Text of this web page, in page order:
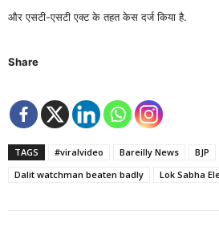
और एसटी-एसटी एक्ट के तहत केस दर्ज किया है.
Share
TAGS #viralvideo Bareilly News BJP
Dalit watchman beaten badly
Lok Sabha